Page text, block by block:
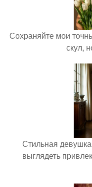
Сохраняйте мои
скул,
Стильная
выглядеть